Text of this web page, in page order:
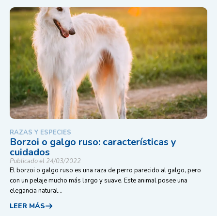
RAZAS Y ESPECIES
Borzoi o galgo ruso: características y
cuidados
Publicado el 24/03/2022
El borzoi o galgo ruso es una raza de perro parecido al galgo, pero
con un pelaje mucho más largo y suave. Este animal posee una
elegancia natural...
LEER MÁS